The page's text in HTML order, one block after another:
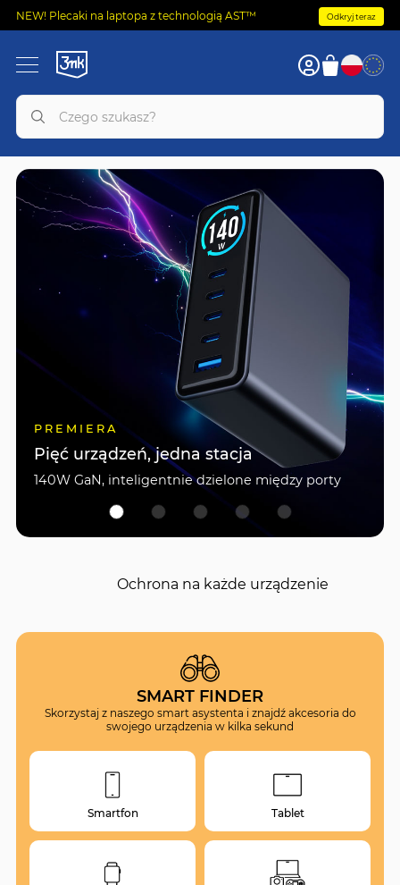
NEW! Plecaki na laptopa z technologią AST™ Odkryj teraz
PREMIERA
Pięć urządzeń, jedna stacja
140W GaN, inteligentnie dzielone między porty
Ochrona na każde urządzenie
SMART FINDER
Skorzystaj z naszego smart asystenta i znajdź akcesoria do
swojego urządzenia w kilka sekund
Smartfon Tablet